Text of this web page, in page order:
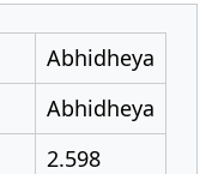
Abhidheya
Abhidheya
2.598